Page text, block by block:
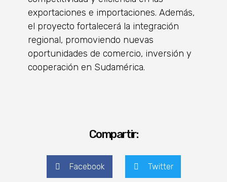
exportaciones e importaciones. Además,
el proyecto fortalecerá la integración
regional, promoviendo nuevas
oportunidades de comercio, inversión y
cooperación en Sudamérica.
Compartir:
Facebook Twitter